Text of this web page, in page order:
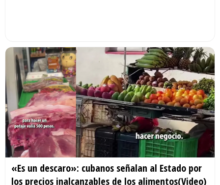
«Es un descaro»: cubanos señalan al Estado por
los precios inalcanzables de los alimentos(Video)